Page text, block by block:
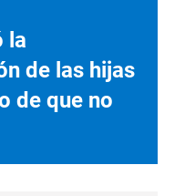
la
de las hijas
de que no